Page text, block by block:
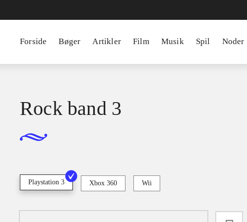
Forside Bøger Artikler Film Musik Spil Noder
Rock band 3
Playstation 3 Xbox 360 Wii